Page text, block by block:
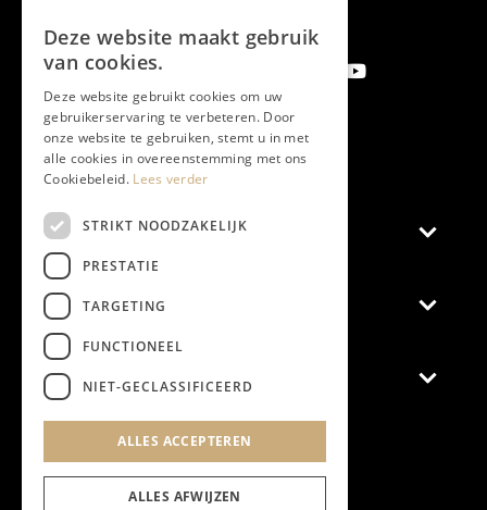
Aanmelden nieuwsbrief
Magazine
Adverteren
Algemeen
Privacyverklaring
Cookieverklaring
Deze website maakt gebruik
van cookies.
Deze website gebruikt cookies om uw
gebruikerservaring te verbeteren. Door
onze website te gebruiken, stemt u in met
alle cookies in overeenstemming met ons
Cookiebeleid. Lees verder
STRIKT NOODZAKELIJK
PRESTATIE
TARGETING
FUNCTIONEEL
NIET-GECLASSIFICEERD
ALLES ACCEPTEREN
ALLES AFWIJZEN